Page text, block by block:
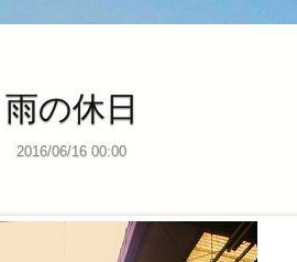
雨の休日
2016/06/16 00:00